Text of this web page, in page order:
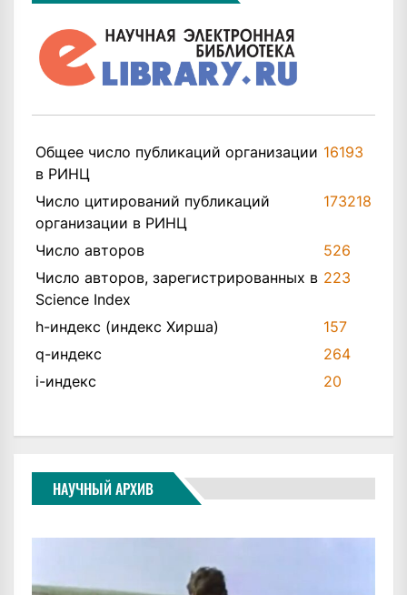
Общее число публикаций организации
в РИНЦ
16193
Число цитирований публикаций
организации в РИНЦ
173218
Число авторов
526
Число авторов, зарегистрированных в
Science Index
223
h-индекс (индекс Хирша)
157
q-индекс
264
i-индекс
20
НАУЧНЫЙ АРХИВ